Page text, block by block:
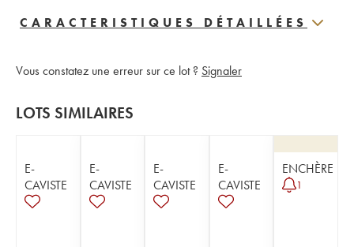
CARACTERISTIQUES DÉTAILLÉES
Vous constatez une erreur sur ce lot ? Signaler
LOTS SIMILAIRES
E-
CAVISTE
E-
CAVISTE
E-
CAVISTE
E-
CAVISTE
ENCHÈRE
1